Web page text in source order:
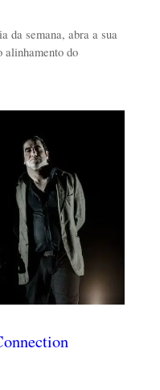
da semana, abra a sua
alinhamento do